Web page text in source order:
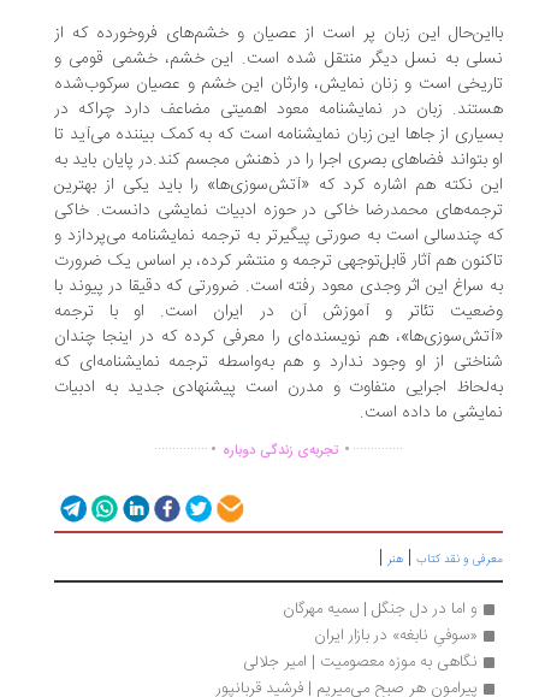
این زبان پر است از عصیان و خشم‌های فروخورده که از
به نسل دیگر منتقل شده است. این خشم، خشمی قومی و
است و زنان نمایش، وارثان این خشم و عصیان سرکوب‌شده
زبان در نمایشنامه معود اهمیتی مضاعف دارد چراکه در
از جاها این زبان نمایشنامه است که به کمک بیننده می‌آید تا
بتواند فضاهای بصری اجرا را در ذهنش مجسم کند.در پایان باید به
نکته هم اشاره کرد که «آتش‌سوزی‌ها» را باید یکی از بهترین
محمدرضا خاکی در حوزه ادبیات نمایشی دانست. خاکی
چندسالی است به صورتی پیگیرتر به ترجمه نمایشنامه می‌پردازد و
هم آثار قابل‌توجهی ترجمه و منتشر کرده، بر اساس یک ضرورت
سراغ این اثر وجدی معود رفته است. ضرورتی که دقیقا در پیوند با
تئاتر و آموزش آن در ایران است. او با ترجمه
هم نویسنده‌ای را معرفی کرده که در اینجا چندان
از او وجود ندارد و هم به‌واسطه ترجمه نمایشنامه‌ای که
اجرایی متفاوت و مدرن است پیشنهادی جدید به ادبیات
ما داده است.
............... .تجربه‌ی زندگی دوباره ...............
و نقد کتاب|هنر|
و اما در دل جنگل | سمیه مهرگان
«سوفیِ نابغه» در بازار ایران
نگاهی به موزه معصومیت | امیر جلالی
پیرامون هر صبح می‌میریم | فرشید قربانپور